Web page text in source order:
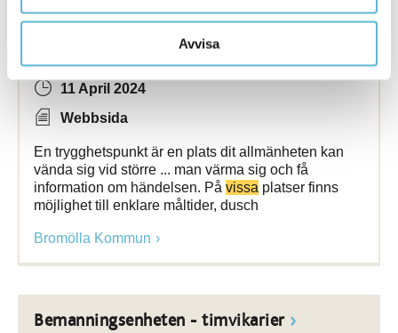
Avvisa
11 April 2024
Webbsida
En trygghetspunkt är en plats dit allmänheten kan
vända sig vid större ... man värma sig och få
information om händelsen. På vissa platser finns
möjlighet till enklare måltider, dusch
Bromölla Kommun
Bemanningsenheten - timvikarier